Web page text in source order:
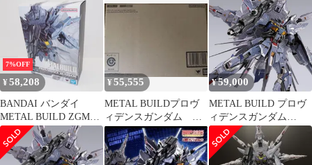
ヴィデンスガンダム
7%OFF
¥58,208
BANDAI バンダイ
METAL BUILD ZGMF-
X13A プロヴィデンス
ガンダム フィギュア
∴WH6123
¥55,555
METAL BUILDプロヴ
ィデンスガンダム
CLIMAX BATTLE Ver
¥59,000
METAL BUILD プロヴ
ィデンスガンダム
CLIMAX BATTLE Ver.